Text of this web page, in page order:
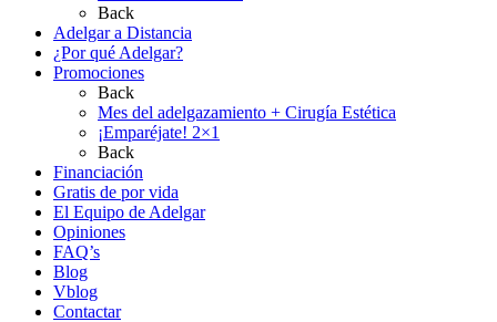
Back
Adelgar a Distancia
¿Por qué Adelgar?
Promociones
Back
Mes del adelgazamiento + Cirugía Estética
¡Emparéjate! 2×1
Back
Financiación
Gratis de por vida
El Equipo de Adelgar
Opiniones
FAQ’s
Blog
Vblog
Contactar